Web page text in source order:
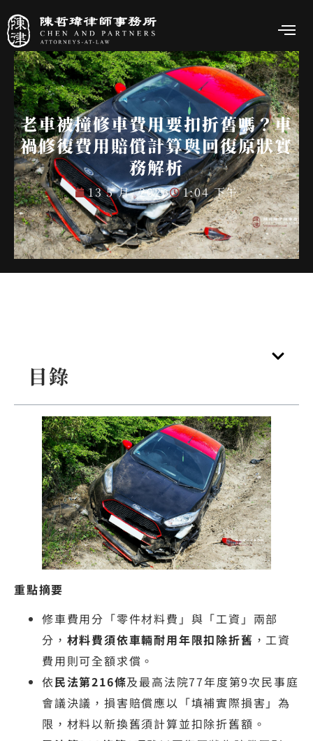
老車被撞修車費用要扣折舊嗎？車
禍修復費用賠償計算與回復原狀實
務解析
13 5 月, 2026 1:04 下午
目錄
重點摘要
修車費用分「零件材料費」與「工資」兩部
分， 材料費須依車輛耐用年限扣除折舊 ，工資
費用則可全額求償。
依民法第216條及最高法院77年度第9次民事庭
會議決議，損害賠償應以「填補實際損害」為
限，材料以新換舊須計算並扣除折舊額。